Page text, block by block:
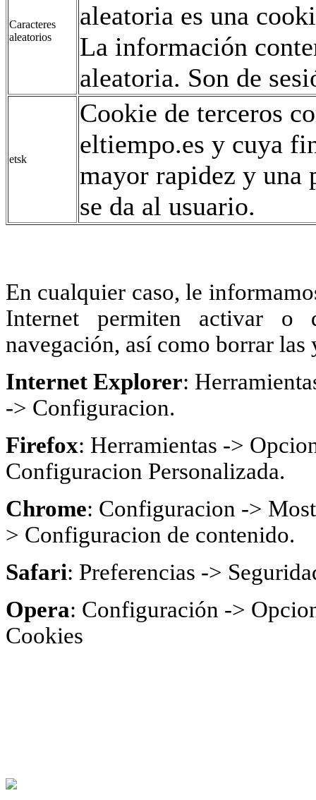
Caracteres
aleatorios
aleatoria es una
La información
aleatoria. Son de
etsk
Cookie de terceros
eltiempo.es y cuya
mayor rapidez y una
se da al usuario.
En cualquier caso, le
Internet permiten activar o
navegación, así como borrar las
Internet Explorer:
-> Configuracion.
Firefox: Herramientas ->
Configuracion Personalizada.
Chrome: Configuracion ->
> Configuracion de contenido.
Safari: Preferencias ->
Opera: Configuración ->
Cookies